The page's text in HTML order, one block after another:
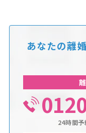
あなたの離
24時間